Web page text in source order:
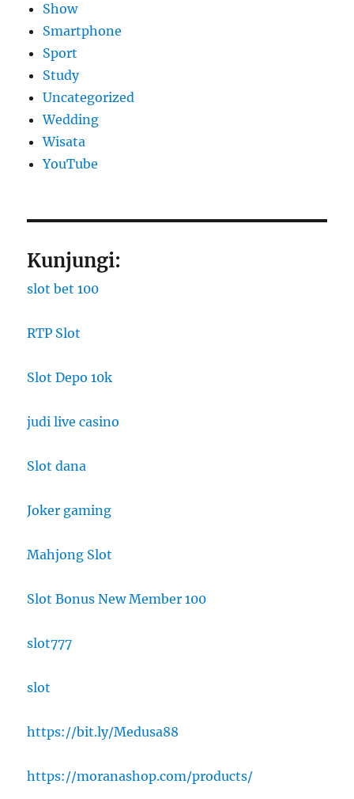
Show
Smartphone
Sport
Study
Uncategorized
Wedding
Wisata
YouTube
Kunjungi:
slot bet 100
RTP Slot
Slot Depo 10k
judi live casino
Slot dana
Joker gaming
Mahjong Slot
Slot Bonus New Member 100
slot777
slot
https://bit.ly/Medusa88
https://moranashop.com/products/